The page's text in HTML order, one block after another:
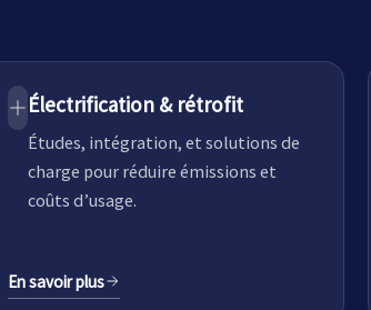
Électrification & rétrofit
Études, intégration, et solutions de
charge pour réduire émissions et
coûts d’usage.
En savoir plus